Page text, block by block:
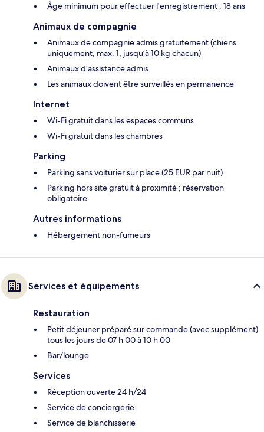
Âge minimum pour effectuer l'enregistrement : 18 ans
Animaux de compagnie
Animaux de compagnie admis gratuitement (chiens
uniquement, max. 1, jusqu’à 10 kg chacun)
Animaux d’assistance admis
Les animaux doivent être surveillés en permanence
Internet
Wi-Fi gratuit dans les espaces communs
Wi-Fi gratuit dans les chambres
Parking
Parking sans voiturier sur place (25 EUR par nuit)
Parking hors site gratuit à proximité ; réservation
obligatoire
Autres informations
Hébergement non-fumeurs
Services et équipements
Restauration
Petit déjeuner préparé sur commande (avec supplément)
tous les jours de 07 h 00 à 10 h 00
Bar/lounge
Services
Réception ouverte 24 h/24
Service de conciergerie
Service de blanchisserie